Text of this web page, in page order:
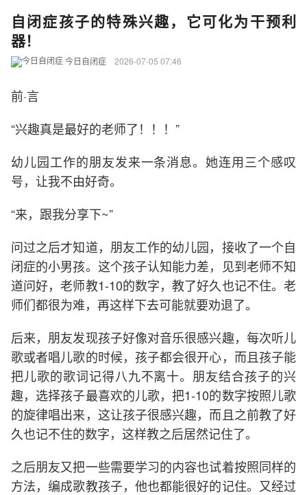
自闭症孩子的特殊兴趣，它可化为干预利
器！
今日自闭症 2026-07-05 07:46
前·言
“兴趣真是最好的老师了！！！”
幼儿园工作的朋友发来一条消息。她连用三个感叹
号，让我不由好奇。
“来，跟我分享下~”
问过之后才知道，朋友工作的幼儿园，接收了一个自
闭症的小男孩。这个孩子认知能力差，见到老师不知
道问好，老师教1-10的数字，教了好久也记不住。老
师们都很为难，再这样下去可能就要劝退了。
后来，朋友发现孩子好像对音乐很感兴趣，每次听儿
歌或者唱儿歌的时候，孩子都会很开心，而且孩子能
把儿歌的歌词记得八九不离十。朋友结合孩子的兴
趣，选择孩子最喜欢的儿歌，把1-10的数字按照儿歌
的旋律唱出来，这让孩子很感兴趣，而且之前教了好
久也记不住的数字，这样教之后居然记住了。
之后朋友又把一些需要学习的内容也试着按照同样的
方法，编成歌教孩子，他也都能很好的记住。又经过